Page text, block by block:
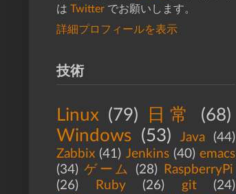
は Twitter でお願いします。
詳細プロフィールを表示
技術
Linux (79) 日常
(68)
Windows (53) Java
(44)
Zabbix (41) Jenkins (40) emacs
(34) ゲーム (28)
RaspberryPi
(26)
Ruby (26) git
(24)